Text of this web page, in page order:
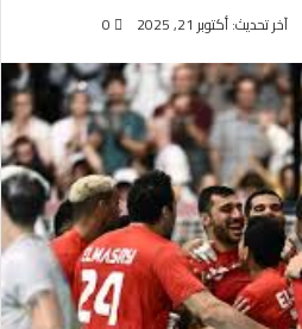
آخر تحديث: أكتوبر 21, 2025 0